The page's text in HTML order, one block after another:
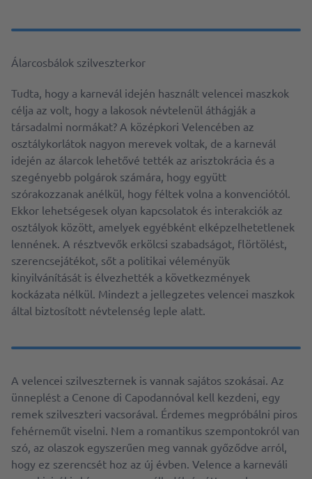
Álarcosbálok szilveszterkor
Tudta, hogy a karnevál idején használt velencei maszkok
célja az volt, hogy a lakosok névtelenül áthágják a
társadalmi normákat? A középkori Velencében az
osztálykorlátok nagyon merevek voltak, de a karnevál
idején az álarcok lehetővé tették az arisztokrácia és a
szegényebb polgárok számára, hogy együtt
szórakozzanak anélkül, hogy féltek volna a konvenciótól.
Ekkor lehetségesek olyan kapcsolatok és interakciók az
osztályok között, amelyek egyébként elképzelhetetlenek
lennének. A résztvevők erkölcsi szabadságot, flörtölést,
szerencsejátékot, sőt a politikai véleményük
kinyilvánítását is élvezhették a következmények
kockázata nélkül. Mindezt a jellegzetes velencei maszkok
által biztosított névtelenség leple alatt.
A velencei szilveszternek is vannak sajátos szokásai. Az
ünneplést a Cenone di Capodannóval kell kezdeni, egy
remek szilveszteri vacsorával. Érdemes megpróbálni piros
fehérneműt viselni. Nem a romantikus szempontokról van
szó, az olaszok egyszerűen meg vannak győződve arról,
hogy ez szerencsét hoz az új évben. Velence a karneváli